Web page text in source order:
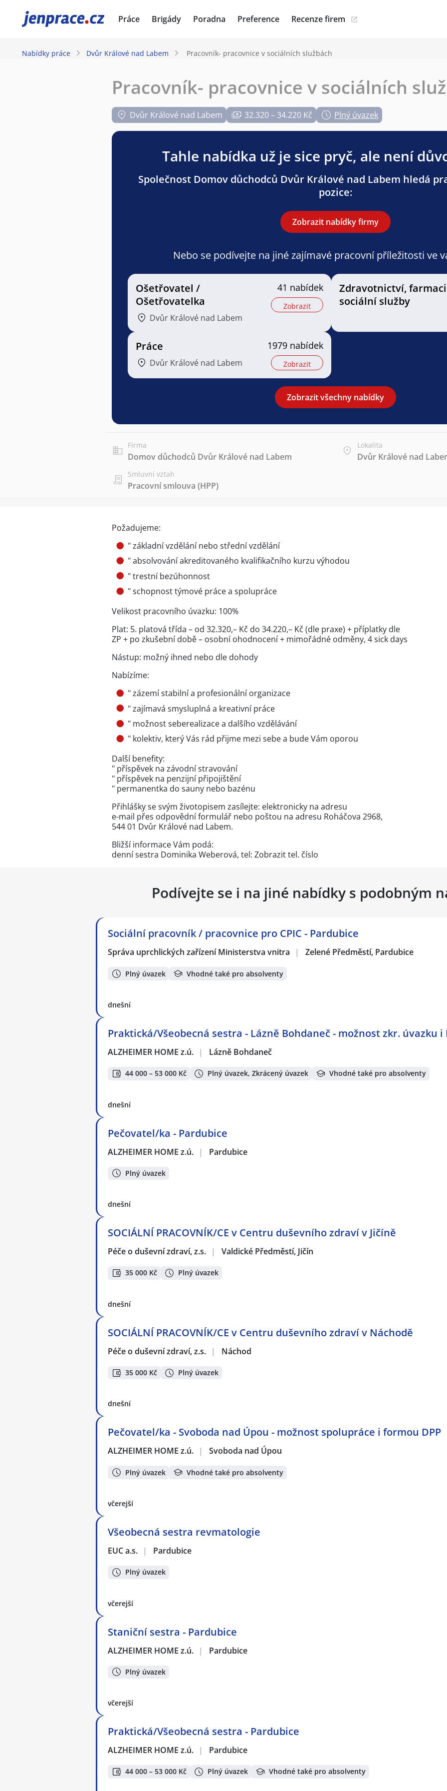
JenPráce.cz Práce Brigády Poradna Preference Recenze firem
Nabídky práce Dvůr Králové nad Labem Pracovník- pracovnice v sociálních službách
Pracovník- pracovnice v sociálních
Dvůr Králové nad Labem 32.320 – 34.220 Kč Plný úvazek
Tahle nabídka už je sice pryč, ale není
Společnost Domov důchodců Dvůr Králové nad Labem hledá
pozice:
Zobrazit nabídky firmy
Nebo se podívejte na jiné zajímavé pracovní příležitosti ve
Ošetřovatel /
Ošetřovatelka
Dvůr Králové nad Labem
41 nabídek
Zobrazit
Zdravotnictví,
sociální služby
Práce
Dvůr Králové nad Labem
1979 nabídek
Zobrazit
Zobrazit všechny nabídky
Firma
Domov důchodců Dvůr Králové nad Labem
Lokalita
Dvůr Králové nad
Smluvní vztah
Pracovní smlouva (HPP)
Požadujeme:
" základní vzdělání nebo střední vzdělání
" absolvování akreditovaného kvalifikačního kurzu výhodou
" trestní bezúhonnost
" schopnost týmové práce a spolupráce
Velikost pracovního úvazku: 100%
Plat: 5. platová třída – od 32.320,– Kč do 34.220,– Kč (dle praxe) + příplatky dle
ZP + po zkušební době – osobní ohodnocení + mimořádné odměny, 4 sick days
Nástup: možný ihned nebo dle dohody
Nabízíme:
" zázemí stabilní a profesionální organizace
" zajímavá smysluplná a kreativní práce
" možnost seberealizace a dalšího vzdělávání
" kolektiv, který Vás rád přijme mezi sebe a bude Vám oporou
Další benefity:
" příspěvek na závodní stravování
" příspěvek na penzijní připojištění
" permanentka do sauny nebo bazénu
Přihlášky se svým životopisem zasílejte: elektronicky na adresu
e-mail přes odpovědní formulář nebo poštou na adresu Roháčova 2968,
544 01 Dvůr Králové nad Labem.
Bližší informace Vám podá:
denní sestra Dominika Weberová, tel: Zobrazit tel. číslo
Podívejte se i na jiné nabídky s podobným
Sociální pracovník / pracovnice pro CPIC - Pardubice
Správa uprchlických zařízení Ministerstva vnitra | Zelené Předměstí, Pardubice
Plný úvazek Vhodné také pro absolventy
dnešní
Praktická/Všeobecná sestra - Lázně Bohdaneč - možnost zkr. úvazku i
ALZHEIMER HOME z.ú. | Lázně Bohdaneč
44 000 – 53 000 Kč Plný úvazek, Zkrácený úvazek Vhodné také pro absolventy
dnešní
Pečovatel/ka - Pardubice
ALZHEIMER HOME z.ú. | Pardubice
Plný úvazek
dnešní
SOCIÁLNÍ PRACOVNÍK/CE v Centru duševního zdraví v Jičíně
Péče o duševní zdraví, z.s. | Valdické Předměstí, Jičín
35 000 Kč Plný úvazek
dnešní
SOCIÁLNÍ PRACOVNÍK/CE v Centru duševního zdraví v Náchodě
Péče o duševní zdraví, z.s. | Náchod
35 000 Kč Plný úvazek
dnešní
Pečovatel/ka - Svoboda nad Úpou - možnost spolupráce i formou DPP
ALZHEIMER HOME z.ú. | Svoboda nad Úpou
Plný úvazek Vhodné také pro absolventy
včerejší
Všeobecná sestra revmatologie
EUC a.s. | Pardubice
Plný úvazek
včerejší
Staniční sestra - Pardubice
ALZHEIMER HOME z.ú. | Pardubice
Plný úvazek
včerejší
Praktická/Všeobecná sestra - Pardubice
ALZHEIMER HOME z.ú. | Pardubice
44 000 – 53 000 Kč Plný úvazek Vhodné také pro absolventy